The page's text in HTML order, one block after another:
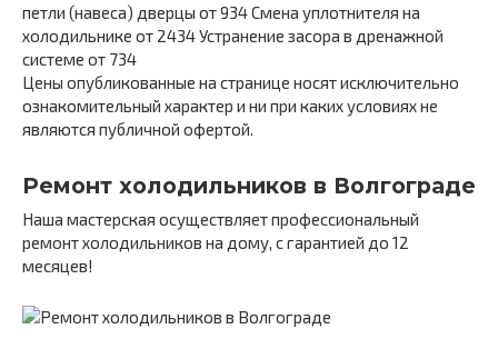
петли (навеса) дверцы от 934 Смена уплотнителя на
холодильнике от 2434 Устранение засора в дренажной
системе от 734
Цены опубликованные на странице носят исключительно
ознакомительный характер и ни при каких условиях не
являются публичной офертой.
Ремонт холодильников в Волгограде
Наша мастерская осуществляет профессиональный
ремонт холодильников на дому, с гарантией до 12
месяцев!